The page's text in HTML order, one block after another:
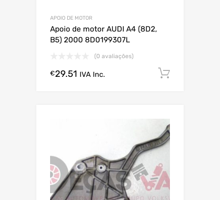
APOIO DE MOTOR
Apoio de motor AUDI A4 (8D2,
B5) 2000 8D0199307L
(0 avaliações)
€29.51 IVA Inc.